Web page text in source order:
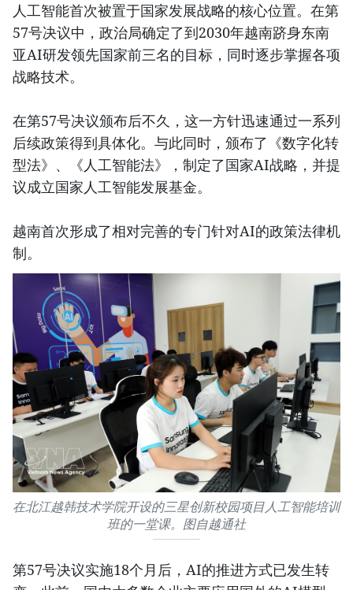
人工智能首次被置于国家发展战略的核心位置。在第
57号决议中，政治局确定了到2030年越南跻身东南
亚AI研发领先国家前三名的目标，同时逐步掌握各项
战略技术。
在第57号决议颁布后不久，这一方针迅速通过一系列
后续政策得到具体化。与此同时，颁布了《数字化转
型法》、《人工智能法》，制定了国家AI战略，并提
议成立国家人工智能发展基金。
越南首次形成了相对完善的专门针对AI的政策法律机
制。
在北江越韩技术学院开设的三星创新校园项目人工智能培训
班的一堂课。图自越通社
第57号决议实施18个月后，AI的推进方式已发生转